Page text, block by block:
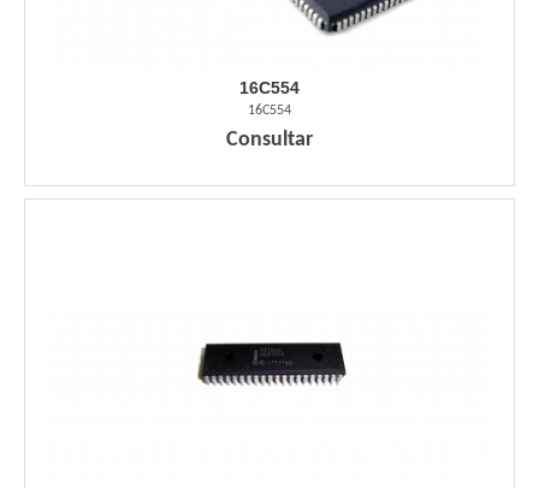
16C554
16C554
Consultar